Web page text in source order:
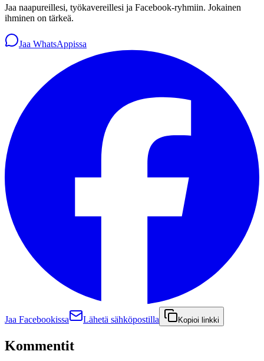
Jaa naapureillesi, työkavereillesi ja Facebook-ryhmiin. Jokainen
ihminen on tärkeä.
Jaa WhatsAppissa
Jaa Facebookissa Lähetä sähköpostilla Kopioi linkki
Kommentit